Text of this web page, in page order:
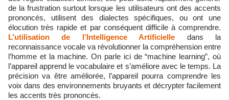
de la frustration surtout lorsque les utilisateurs ont des accents
prononcés, utilisent des dialectes spécifiques, ou ont une
élocution très rapide et par conséquent difficile à comprendre.
L’utilisation de l’Intelligence Artificielle dans la
reconnaissance vocale va révolutionner la compréhension entre
l’homme et la machine. On parle ici de “machine learning”, où
l’appareil apprend le vocabulaire et s’améliore avec le temps. La
précision va être améliorée, l’appareil pourra comprendre les
voix dans des environnements bruyants et décrypter facilement
les accents très prononcés.